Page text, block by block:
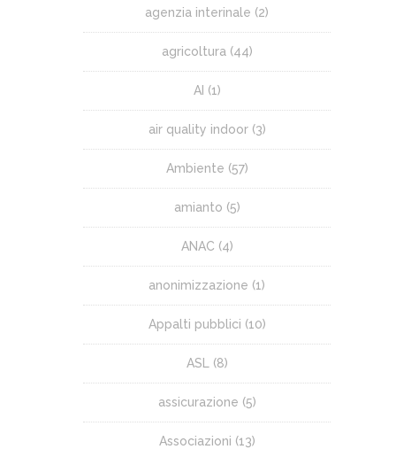
agenzia interinale (2)
agricoltura (44)
AI (1)
air quality indoor(3)
Ambiente (57)
amianto (5)
ANAC (4)
anonimizzazione (1)
Appalti pubblici (10)
ASL (8)
assicurazione (5)
Associazioni (13)